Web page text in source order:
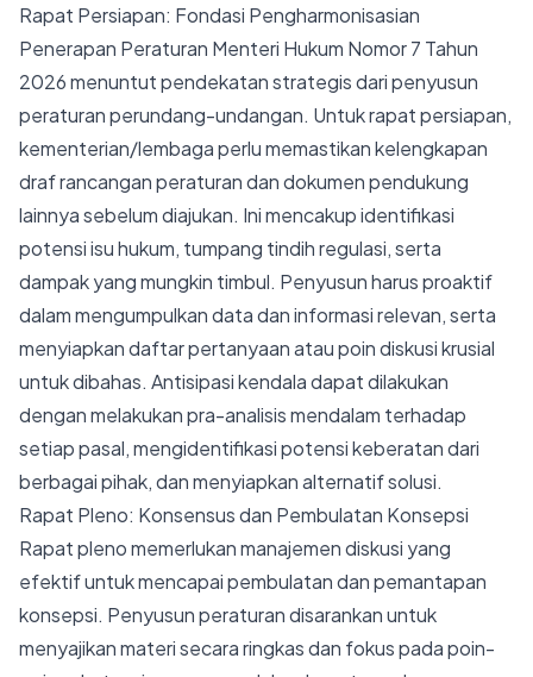
Rapat Persiapan: Fondasi Pengharmonisasian
Penerapan Peraturan Menteri Hukum Nomor 7 Tahun
2026 menuntut pendekatan strategis dari penyusun
peraturan perundang-undangan. Untuk rapat persiapan,
kementerian/lembaga perlu memastikan kelengkapan
draf rancangan peraturan dan dokumen pendukung
lainnya sebelum diajukan. Ini mencakup identifikasi
potensi isu hukum, tumpang tindih regulasi, serta
dampak yang mungkin timbul. Penyusun harus proaktif
dalam mengumpulkan data dan informasi relevan, serta
menyiapkan daftar pertanyaan atau poin diskusi krusial
untuk dibahas. Antisipasi kendala dapat dilakukan
dengan melakukan pra-analisis mendalam terhadap
setiap pasal, mengidentifikasi potensi keberatan dari
berbagai pihak, dan menyiapkan alternatif solusi.
Rapat Pleno: Konsensus dan Pembulatan Konsepsi
Rapat pleno memerlukan manajemen diskusi yang
efektif untuk mencapai pembulatan dan pemantapan
konsepsi. Penyusun peraturan disarankan untuk
menyajikan materi secara ringkas dan fokus pada poin-